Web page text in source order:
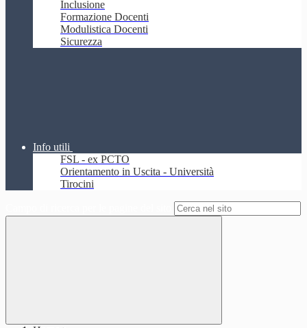
Inclusione
Formazione Docenti
Modulistica Docenti
Sicurezza
Info utili
FSL - ex PCTO
Orientamento in Uscita - Università
Tirocini